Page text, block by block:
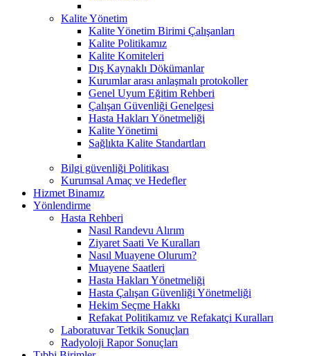
Kalite Yönetim
Kalite Yönetim Birimi Çalışanları
Kalite Politikamız
Kalite Komiteleri
Dış Kaynaklı Dökümanlar
Kurumlar arası anlaşmalı protokoller
Genel Uyum Eğitim Rehberi
Çalışan Güvenliği Genelgesi
Hasta Hakları Yönetmeliği
Kalite Yönetimi
Sağlıkta Kalite Standartları
Bilgi güvenliği Politikası
Kurumsal Amaç ve Hedefler
Hizmet Binamız
Yönlendirme
Hasta Rehberi
Nasıl Randevu Alırım
Ziyaret Saati Ve Kuralları
Nasıl Muayene Olurum?
Muayene Saatleri
Hasta Hakları Yönetmeliği
Hasta Çalışan Güvenliği Yönetmeliği
Hekim Seçme Hakkı
Refakat Politikamız ve Refakatçi Kuralları
Laboratuvar Tetkik Sonuçları
Radyoloji Rapor Sonuçları